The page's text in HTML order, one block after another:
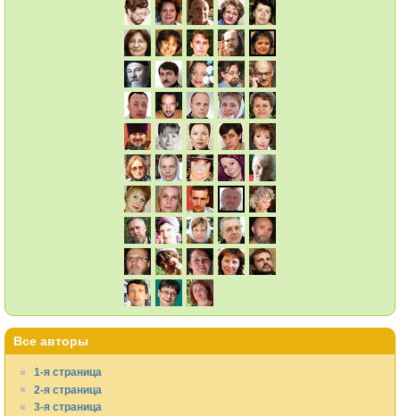
Все авторы
1-я страница
2-я страница
3-я страница